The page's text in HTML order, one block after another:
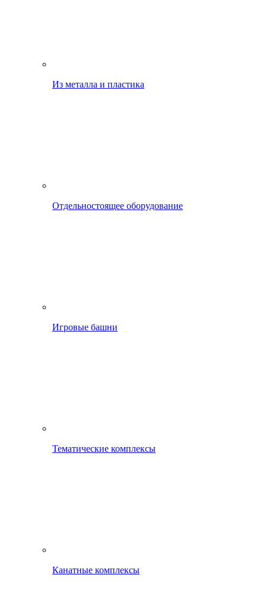
Из металла и пластика
Отдельностоящее оборудование
Игровые башни
Тематические комплексы
Канатные комплексы